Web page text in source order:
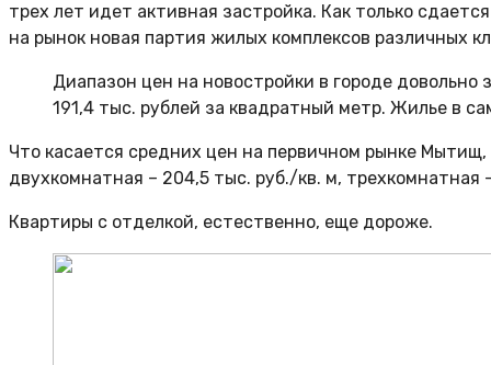
трех лет идет активная застройка. Как только
на рынок новая партия жилых комплексов различных
Диапазон цен на новостройки в городе
191,4 тыс. рублей за квадратный метр. Жилье в
Что касается средних цен на первичном рынке
двухкомнатная – 204,5 тыс. руб./кв. м, трехкомнатная
Квартиры с отделкой, естественно, еще дороже.